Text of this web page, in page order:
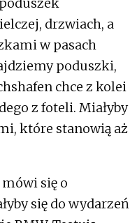
drzwiach, a
w pasach
poduszki,
chce z kolei
z foteli. Miałyby
które stanowią aż
się o
się do wydarzeń